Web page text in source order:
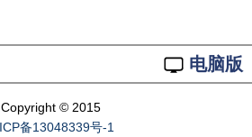
电脑版
Copyright © 2015
备13048339号-1